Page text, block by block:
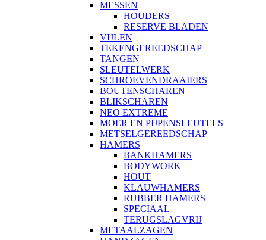
MESSEN
HOUDERS
RESERVE BLADEN
VIJLEN
TEKENGEREEDSCHAP
TANGEN
SLEUTELWERK
SCHROEVENDRAAIERS
BOUTENSCHAREN
BLIKSCHAREN
NEO EXTREME
MOER EN PIJPENSLEUTELS
METSELGEREEDSCHAP
HAMERS
BANKHAMERS
BODYWORK
HOUT
KLAUWHAMERS
RUBBER HAMERS
SPECIAAL
TERUGSLAGVRIJ
METAALZAGEN